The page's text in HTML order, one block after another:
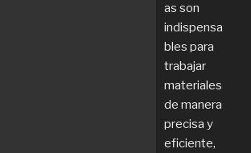
as son
indispensa
bles para
trabajar
materiales
de manera
precisa y
eficiente,